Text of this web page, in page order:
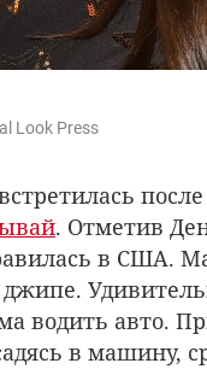
Look Press
. Отметив
в США.
водить авто.
в машину,